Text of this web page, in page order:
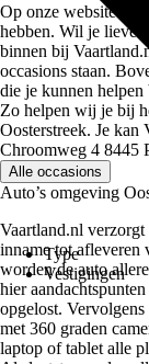
Type
Vestigingen
Op onze website
hebben. Wil je liever
binnen bij
occasions staan.
die je kunnen
Zo helpen wij je bij
Oosterstreek. Je kan
Chroomweg 4 8445
Alle occasions
Auto’s omgeving
Vaartland.nl verzorgt
inname tot afleveren
worden de auto
hier
opgelost. Vervolgens
met 360 graden
laptop of tablet alle